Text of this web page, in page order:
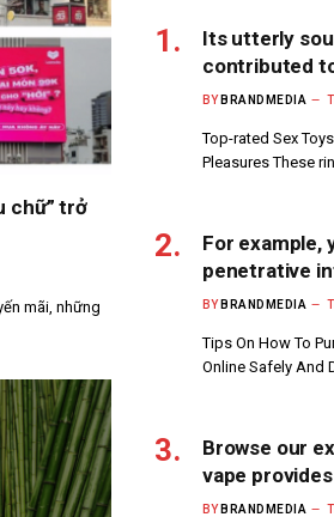
chữ” trở
mãi, những
Its utterly
contributed
BY BRANDMEDIA
Top-rated Sex
Pleasures These
For example,
penetrative
BY BRANDMEDIA
Tips On How To
Online Safely And
Browse our
vape
BY BRANDMEDIA